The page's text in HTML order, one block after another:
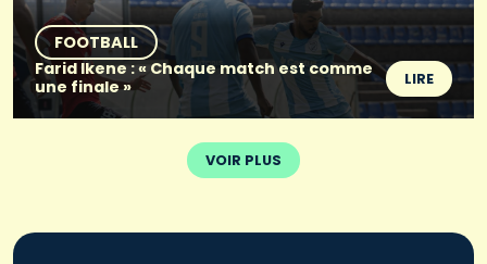
FOOTBALL
Farid Ikene : « Chaque match est comme
une finale »
LIRE
VOIR PLUS